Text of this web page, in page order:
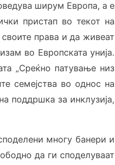
ширум Европа, а е
пристап во текот на
права и да живеат
во Европската унија.
„Среќно патување низ
семејства во однос на
поддршка за инклузија,
многу банери и
да ги споделуваат